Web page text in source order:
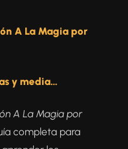
A La Magia por
y media…
A La Magia por
completa para